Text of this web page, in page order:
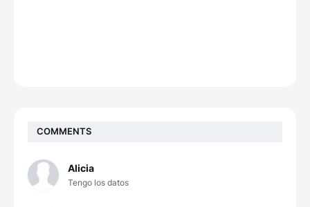
COMMENTS
Alicia
Tengo los datos